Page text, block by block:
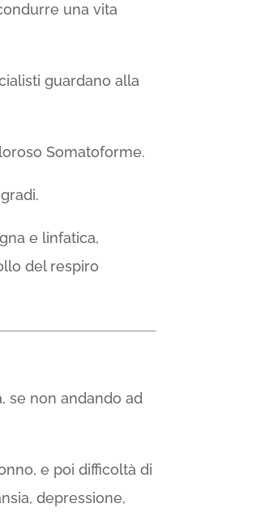
una vita
guardano alla
Somatoforme.
e linfatica,
del respiro
se non andando ad
e poi difficoltà di
depressione,